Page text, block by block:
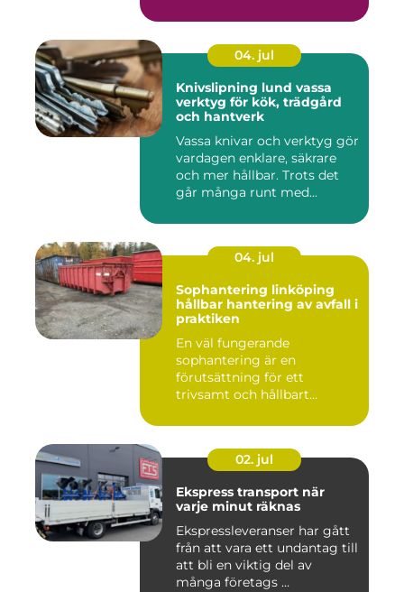
04. jul
Knivslipning lund vassa
verktyg för kök, trädgård
och hantverk
Vassa knivar och verktyg gör
vardagen enklare, säkrare
och mer hållbar. Trots det
går många runt med...
04. jul
Sophantering linköping
hållbar hantering av avfall i
praktiken
En väl fungerande
sophantering är en
förutsättning för ett
trivsamt och hållbart
02. jul
Ekspress transport när
varje minut räknas
Ekspressleveranser har gått
från att vara ett undantag till
att bli en viktig del av
många företags ...